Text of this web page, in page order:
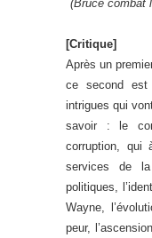
(Bruce combat
[Critique]
Après un
ce second
intrigues qui
savoir : le
corruption, qui
services de
politiques,
Wayne,
peur,